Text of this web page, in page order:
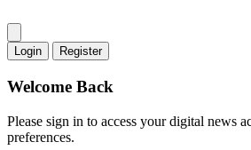
Login Register
Welcome Back
Please sign in to access your digital news
preferences.